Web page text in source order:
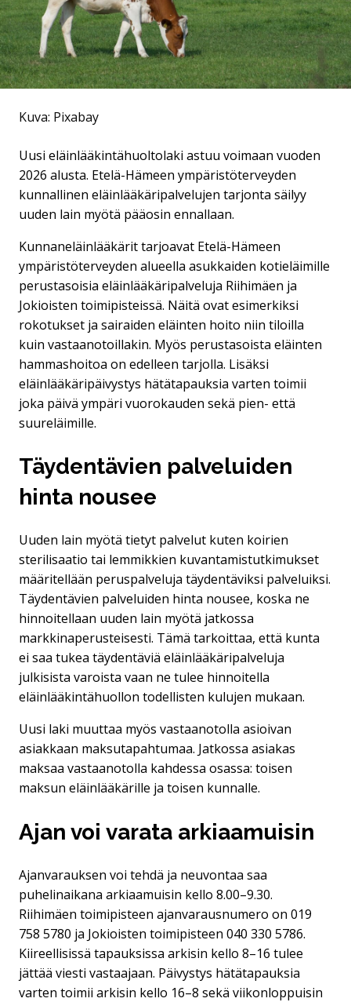
Kuva: Pixabay
Uusi eläinlääkintähuoltolaki astuu voimaan vuoden
2026 alusta. Etelä-Hämeen ympäristöterveyden
kunnallinen eläinlääkäripalvelujen tarjonta säilyy
uuden lain myötä pääosin ennallaan.
Kunnaneläinlääkärit tarjoavat Etelä-Hämeen
ympäristöterveyden alueella asukkaiden kotieläimille
perustasoisia eläinlääkäripalveluja Riihimäen ja
Jokioisten toimipisteissä. Näitä ovat esimerkiksi
rokotukset ja sairaiden eläinten hoito niin tiloilla
kuin vastaanotoillakin. Myös perustasoista eläinten
hammashoitoa on edelleen tarjolla. Lisäksi
eläinlääkäripäivystys hätätapauksia varten toimii
joka päivä ympäri vuorokauden sekä pien- että
suureläimille.
Täydentävien palveluiden
hinta nousee
Uuden lain myötä tietyt palvelut kuten koirien
sterilisaatio tai lemmikkien kuvantamistutkimukset
määritellään peruspalveluja täydentäviksi palveluiksi.
Täydentävien palveluiden hinta nousee, koska ne
hinnoitellaan uuden lain myötä jatkossa
markkinaperusteisesti. Tämä tarkoittaa, että kunta
ei saa tukea täydentäviä eläinlääkäripalveluja
julkisista varoista vaan ne tulee hinnoitella
eläinlääkintähuollon todellisten kulujen mukaan.
Uusi laki muuttaa myös vastaanotolla asioivan
asiakkaan maksutapahtumaa. Jatkossa asiakas
maksaa vastaanotolla kahdessa osassa: toisen
maksun eläinlääkärille ja toisen kunnalle.
Ajan voi varata arkiaamuisin
Ajanvarauksen voi tehdä ja neuvontaa saa
puhelinaikana arkiaamuisin kello 8.00–9.30.
Riihimäen toimipisteen ajanvarausnumero on 019
758 5780 ja Jokioisten toimipisteen 040 330 5786.
Kiireellisissä tapauksissa arkisin kello 8–16 tulee
jättää viesti vastaajaan. Päivystys hätätapauksia
varten toimii arkisin kello 16–8 sekä viikonloppuisin